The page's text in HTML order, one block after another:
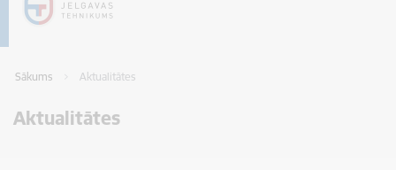
Sākums Aktualitātes
Aktualitātes